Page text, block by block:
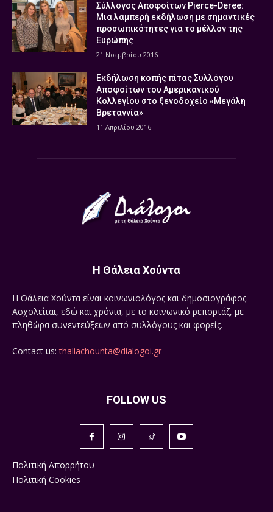
Σύλλογος Αποφοίτων Pierce-Deree:
Μια λαμπερή εκδήλωση με σημαντικές
προσωπικότητες για το μέλλον της
Ευρώπης
21 Νοεμβρίου 2016
Εκδήλωση κοπής πίτας Συλλόγου
Αποφοίτων του Αμερικανικού
Κολλεγίου στο ξενοδοχείο «Μεγάλη
Βρεταννία»
11 Απριλίου 2016
Η Θάλεια Χούντα
Η Θάλεια Χούντα είναι κοινωνιολόγος και δημοσιογράφος.
Ασχολείται, εδώ και χρόνια, με το κοινωνικό ρεπορτάζ, με
πληθώρα συνεντεύξεων από συλλόγους και φορείς.
Contact us:thaliachounta@dialogoi.gr
FOLLOW US
Πολιτική Απορρήτου
Πολιτική Cookies